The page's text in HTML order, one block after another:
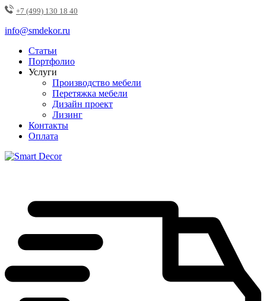
+7 (499) 130 18 40
info@smdekor.ru
Статьи
Портфолио
Услуги
Производство мебели
Перетяжка мебели
Дизайн проект
Лизинг
Контакты
Оплата